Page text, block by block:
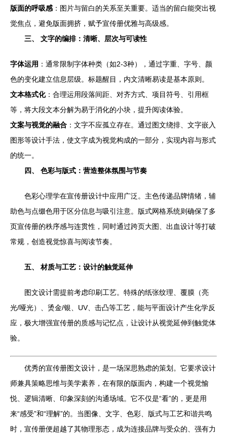
版面的呼吸感 ：图片与留白的关系至关重要。适当的留白能突出视
觉焦点，避免版面拥挤，赋予宣传册优雅与高级感。
三、 文字的编排：清晰、层次与可读性
字体运用 ：通常限制字体种类（如2-3种），通过字重、字号、颜
色的变化建立信息层级。标题醒目，内文清晰易读是基本原则。
文本格式化：合理运用段落间距、对齐方式、项目符号、引用框
等，将大段文本分解为易于消化的小块，提升阅读体验。
文案与视觉的融合 ：文字不应孤立存在。通过图文绕排、文字嵌入
图形等设计手法，使文字成为视觉构成的一部分，实现内容与形式
的统一。
四、 色彩与版式：营造整体氛围与节奏
色彩心理学在宣传册设计中应用广泛。主色传递品牌情绪，辅
助色与点缀色用于区分信息与吸引注意。版式网格系统则确保了多
页宣传册的秩序感与连贯性，同时通过跨页大图、出血设计等打破
常规，创造视觉惊喜与阅读节奏。
五、 材质与工艺：设计的触觉延伸
图文设计需提前考虑印刷工艺。特殊的纸张纹理、覆膜（亮
光/哑光）、烫金/银、UV、击凸等工艺，能与平面设计产生化学反
应，极大增强宣传册的质感与记忆点，让设计从视觉延伸到触觉体
验。
优秀的宣传册图文设计，是一场深思熟虑的策划。它要求设计
师兼具策略思维与美学素养，在有限的版面内，构建一个视觉愉
悦、逻辑清晰、印象深刻的沟通场域。它不仅是“看”的，更是用
来“感受”和“理解”的。当图像、文字、色彩、版式与工艺和谐共鸣
时，宣传册便超越了其物理形态，成为连接品牌与受众的、强有力